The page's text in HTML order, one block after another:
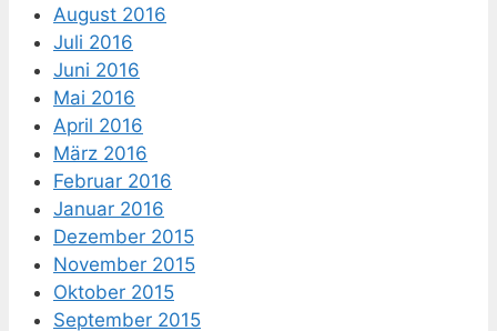
August 2016
Juli 2016
Juni 2016
Mai 2016
April 2016
März 2016
Februar 2016
Januar 2016
Dezember 2015
November 2015
Oktober 2015
September 2015